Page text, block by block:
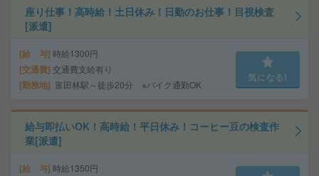
座り仕事！高時給！土日休み！日勤のお仕事！目視検査
[派遣]
給 与 時給1300円
交通費 交通費支給有り
勤務地 富田林駅～徒歩20分 ※バイク通勤OK
気になる!
給与即払いOK！高時給！平日休み！コーヒー豆の検査作
業[派遣]
給 与 時給1350円